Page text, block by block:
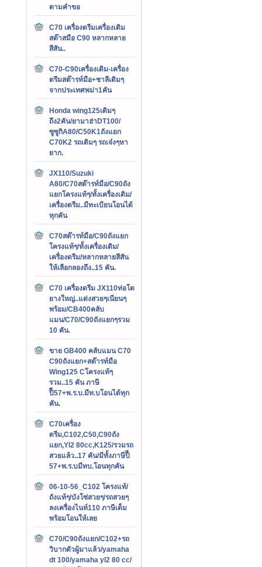
ตามคำขอ
C70 เครื่องดรีมเครื่องเดิม
สต๊าสมือ C90 หลากหลาย
สีสัน..
C70-C90เครื่องเดิม-เครื่อง
ดรีมสต๊ารท์มือ+ชาลีเดิมๆ
จากประเทศพม่า1คัน
Honda wing125เดิมๆ
ถึง2คัน/ยามาฮ่าDT100/
ซูซูกิA80/C50K1ถังแยก
C70K2 รถเดิมๆ รถเจ๋งๆหา
ยาก.
JX110/Suzuki
A80/C70สต๊ารท์มือ/C90ถัง
แยกโครงแท้ๆ/ทั้งเครื่องเดิม/
เครื่องดรีม..มีทะเบียนโอนได้
ทุกคัน
C70สต๊ารท์มือ/C90ถังแยก
โครงแท้ๆ/ทั้งเครื่องเดิม/
เครื่องดรีม/หลากหลายสีสัน
ให้เลือกลองถึง..15 คัน.
C70 เครื่องดรีม JX110ท่อโต
ยางใหญ่..แต่งสวยๆเนียนๆ
พร้อม/CB400คลับ
แมน/C70/C90ถังแยกๆรวม
10 คัน.
ขาย GB400 คลับแมน C70
C90ถังแยก+สต๊ารท์มือ
Wing125 Cโครงแท้ๆ
รวม..15 คัน ภาษี
ปีี57+พ.ร.บ.มีท.บโอนได้ทุก
คัน.
C70เครื่อง
ดรีม,C102,C50,C90ถัง
แยก,Yl2 80cc,K125/รวมรถ
สวยแล้ว..17 คัน/มีทั้งภาษีปีี
57+พ.ร.บมีทบ.โอนทุกคัน
06-10-56_C102 โครงแท้/
ถังแท้ๆ/บังโซ่สวยๆ/รถสวยๆ
ลงเครื่องไนท์110 ภาษีเต็ม
พร้อมโอนให้เลย
C70/C90ถังแยก/C102+รถ
วิบากตัวผู้มาแล้ว/yamaha
dt 100/yamaha yl2 80 cc/